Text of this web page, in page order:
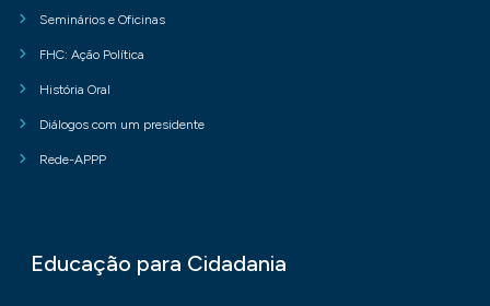
Seminários e Oficinas
FHC: Ação Política
História Oral
Diálogos com um presidente
Rede-APPP
Educação para Cidadania